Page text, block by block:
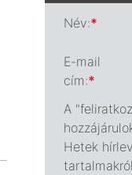
Név:*
E-mail
cím:*
A
Hetek